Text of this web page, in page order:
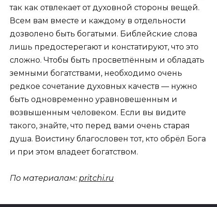
так как отвлекает от духовной стороны вещей.
Всем вам вместе и каждому в отдельности
дозволено быть богатыми. Библейские слова
лишь предостерегают и констатируют, что это
сложно. Чтобы быть просветлённым и обладать
земными богатствами, необходимо очень
редкое сочетание духовных качеств — нужно
быть одновременно уравновешенным и
возвышенным человеком. Если вы видите
такого, знайте, что перед вами очень старая
душа. Воистину благословен тот, кто обрёл Бога
и при этом владеет богатством.
По материалам:pritchi.ru